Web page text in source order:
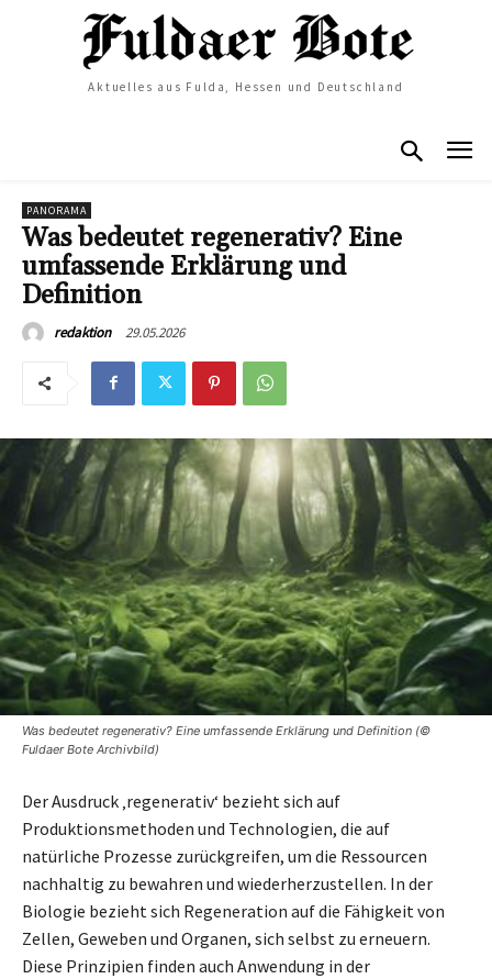
Aktuelles aus Fulda, Hessen und Deutschland
PANORAMA
Was bedeutet regenerativ? Eine
umfassende Erklärung und
Definition
redaktion 29.05.2026
Was bedeutet regenerativ? Eine umfassende Erklärung und Definition (©
Fuldaer Bote Archivbild)
Der Ausdruck ‚regenerativ‘ bezieht sich auf
Produktionsmethoden und Technologien, die auf
natürliche Prozesse zurückgreifen, um die Ressourcen
nachhaltig zu bewahren und wiederherzustellen. In der
Biologie bezieht sich Regeneration auf die Fähigkeit von
Zellen, Geweben und Organen, sich selbst zu erneuern.
Diese Prinzipien finden auch Anwendung in der